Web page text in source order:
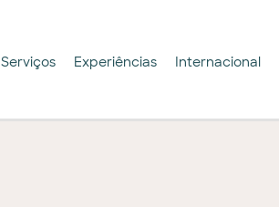
Serviços Experiências Internacional